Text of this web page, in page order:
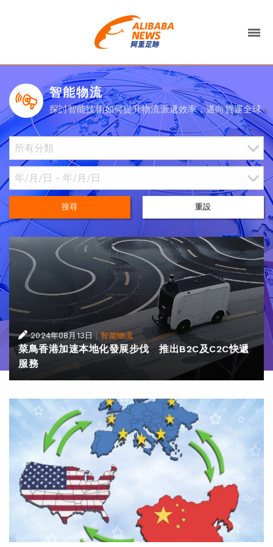
智能物流
探討智能技術如何提升物流派遞效率，邁向貨運全球
搜尋 重設
2024年08月13日 |智能物流
菜鳥香港加速本地化發展步伐 推出B2C及C2C快遞
服務